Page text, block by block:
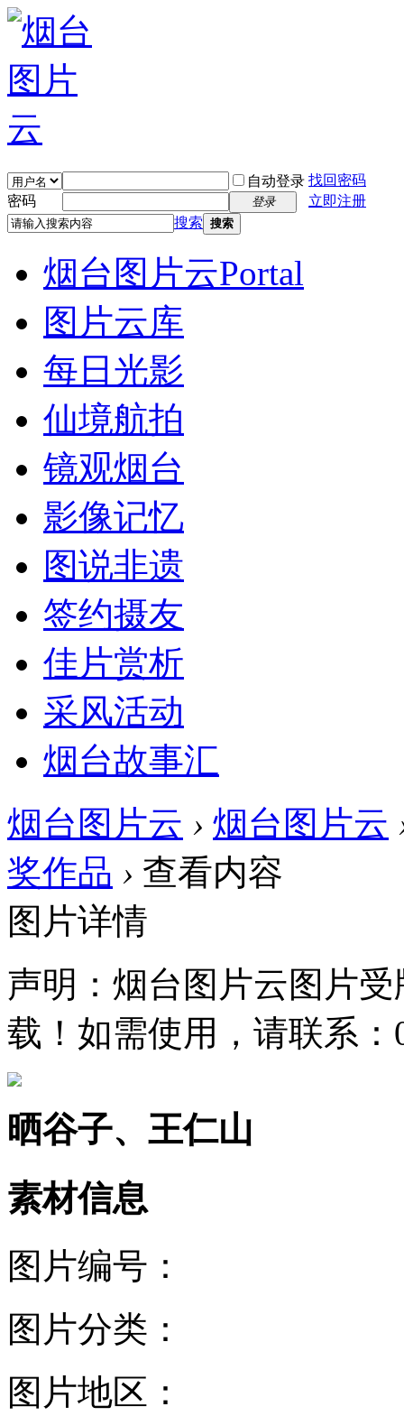
自动登录 找回密码
密码
登录
立即注册
搜索 搜索
烟台图片云Portal
图片云库
每日光影
仙境航拍
镜观烟台
影像记忆
图说非遗
签约摄友
佳片赏析
采风活动
烟台故事汇
烟台图片云 › 烟台图片云
奖作品 › 查看内容
图片详情
声明：烟台图片云图片
载！如需使用，请联系：
晒谷子、王仁山
素材信息
图片编号：
图片分类：
图片地区：